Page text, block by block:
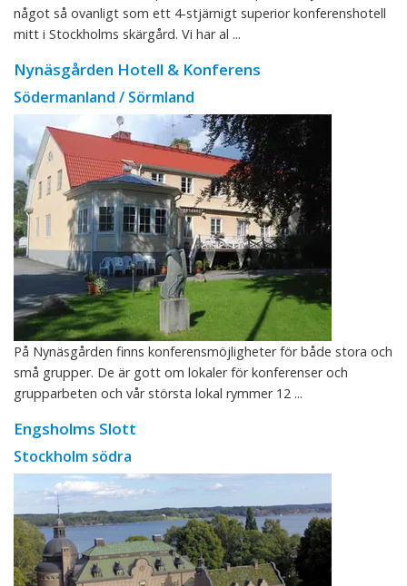
något så ovanligt som ett 4-stjärnigt superior konferenshotell
mitt i Stockholms skärgård. Vi har al ...
Nynäsgården Hotell & Konferens
Södermanland / Sörmland
På Nynäsgården finns konferensmöjligheter för både stora och
små grupper. De är gott om lokaler för konferenser och
grupparbeten och vår största lokal rymmer 12 ...
Engsholms Slott
Stockholm södra